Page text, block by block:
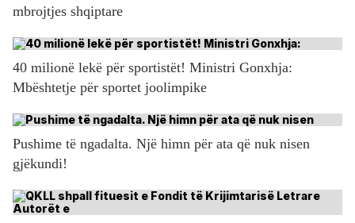
mbrojtjes shqiptare
40 milionë lekë për sportistët! Ministri Gonxhja:
Mbështetje për sportet joolimpike
Pushime të ngadalta. Një himn për ata që nuk nisen
gjëkundi!